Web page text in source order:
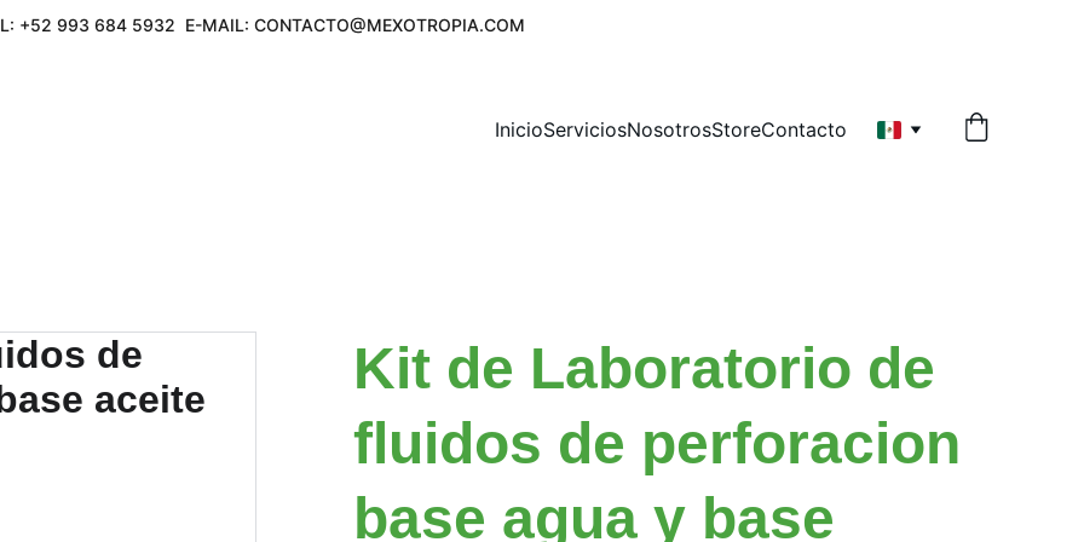
+52 993 684 5932  E-MAIL: CONTACTO@MEXOTROPIA.COM
InicioServiciosNosotrosStoreContacto
Kit de Laboratorio de
fluidos de perforacion
base agua y base